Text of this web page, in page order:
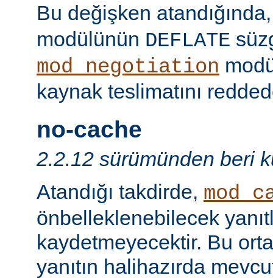
Bu değişken
modülünün DEFLATE
mod_negotiation
kaynak teslimatını
no-cache
2.2.12 sürümünden beri
Atandığı takdirde,
önbelleklenebilecek
kaydetmeyecektir. Bu
yanıtın halihazırda